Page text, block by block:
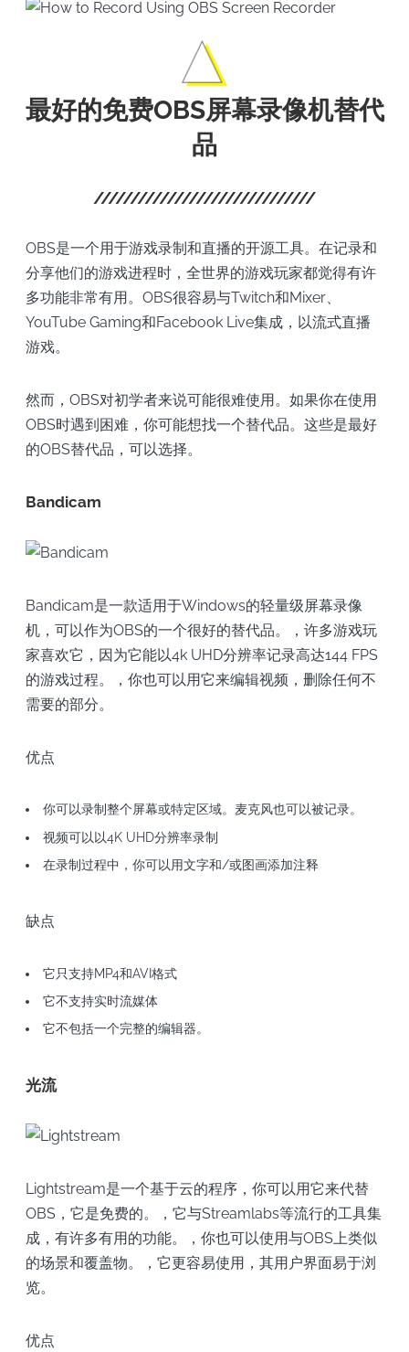
最好的免费OBS屏幕录像机替代
品
OBS是一个用于游戏录制和直播的开源工具。在记录和
分享他们的游戏进程时，全世界的游戏玩家都觉得有许
多功能非常有用。OBS很容易与Twitch和Mixer、
YouTube Gaming和Facebook Live集成，以流式直播
游戏。
然而，OBS对初学者来说可能很难使用。如果你在使用
OBS时遇到困难，你可能想找一个替代品。这些是最好
的OBS替代品，可以选择。
Bandicam
Bandicam是一款适用于Windows的轻量级屏幕录像
机，可以作为OBS的一个很好的替代品。，许多游戏玩
家喜欢它，因为它能以4k UHD分辨率记录高达144 FPS
的游戏过程。，你也可以用它来编辑视频，删除任何不
需要的部分。
优点
你可以录制整个屏幕或特定区域。麦克风也可以被记录。
视频可以以4K UHD分辨率录制
在录制过程中，你可以用文字和/或图画添加注释
缺点
它只支持MP4和AVI格式
它不支持实时流媒体
它不包括一个完整的编辑器。
光流
Lightstream是一个基于云的程序，你可以用它来代替
OBS，它是免费的。，它与Streamlabs等流行的工具集
成，有许多有用的功能。，你也可以使用与OBS上类似
的场景和覆盖物。，它更容易使用，其用户界面易于浏
览。
优点